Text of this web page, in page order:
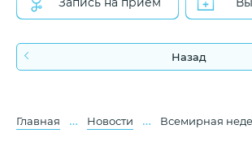
Назад
Главная … Новости … Всемирная